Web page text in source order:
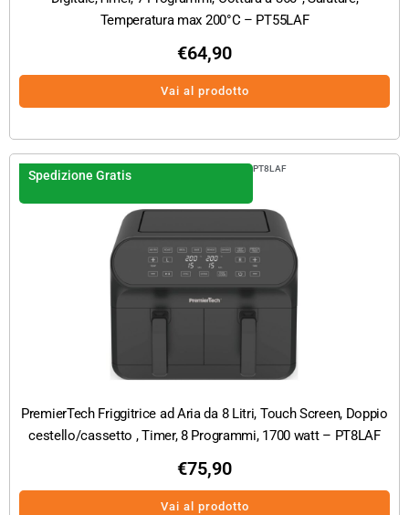
Temperatura max 200°C – PT55LAF
€64,90
Vai al prodotto
Spedizione Gratis PT8LAF
PremierTech Friggitrice ad Aria da 8 Litri, Touch Screen, Doppio
cestello/cassetto , Timer, 8 Programmi, 1700 watt – PT8LAF
€75,90
Vai al prodotto